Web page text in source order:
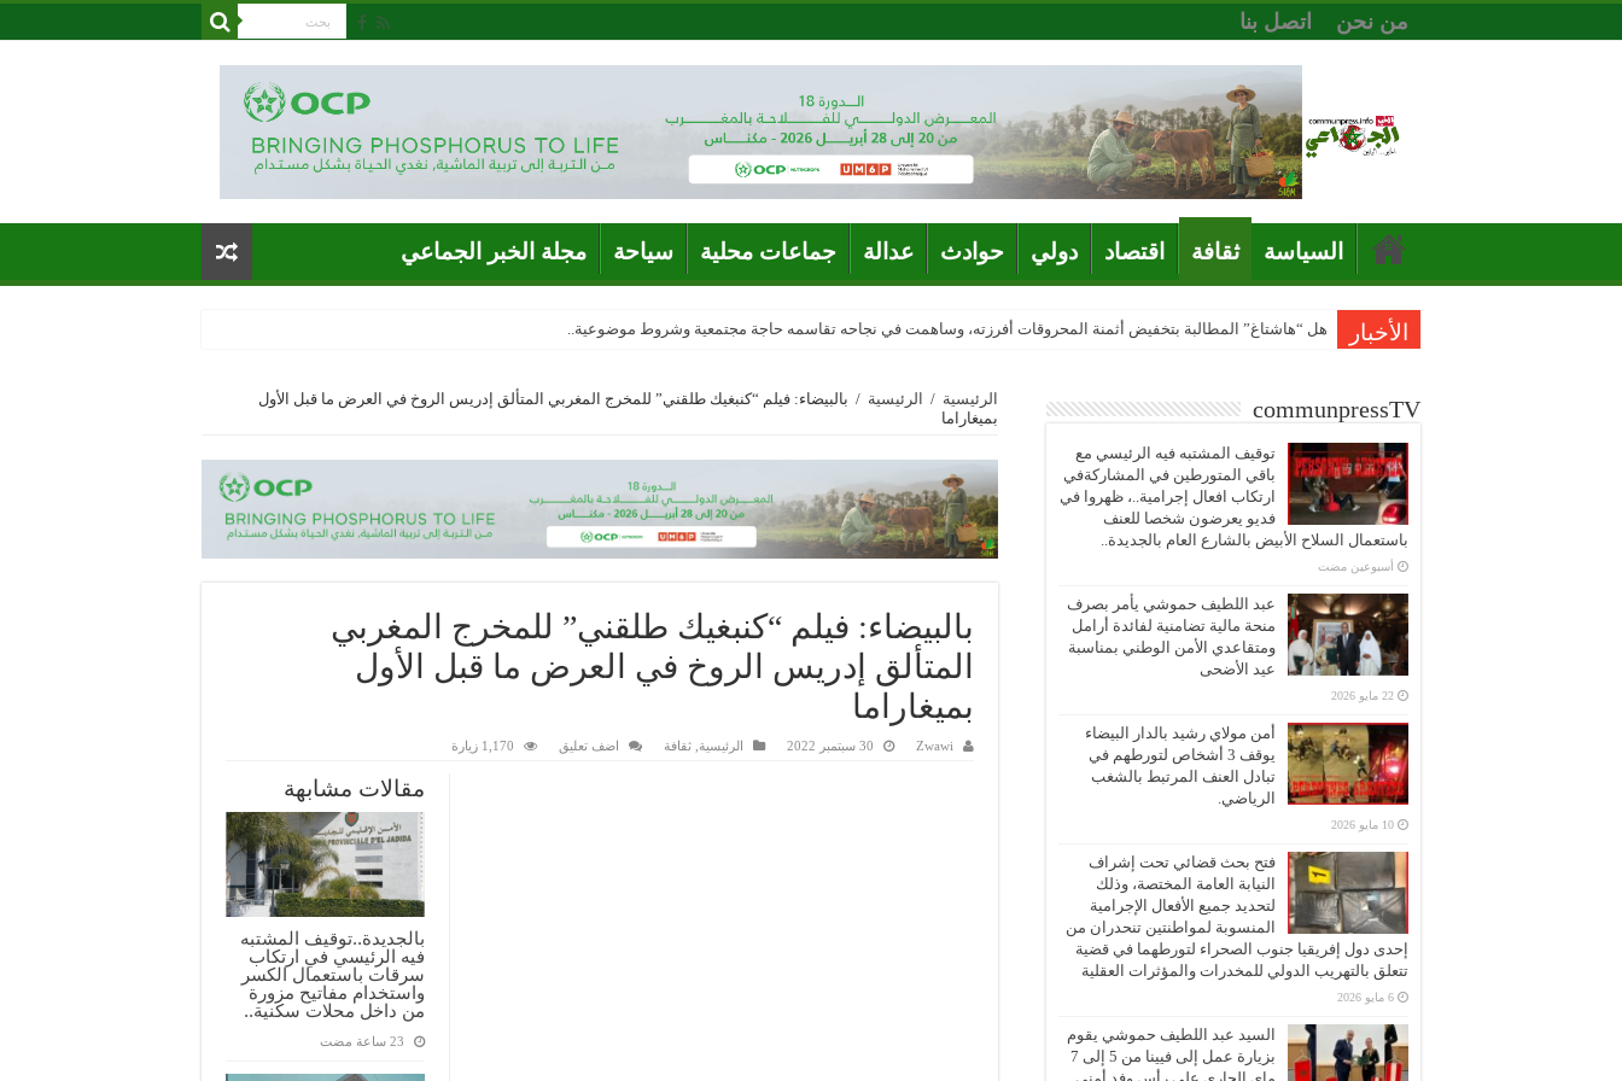
من نحن اتصل بنا
السياسة ثقافة اقتصاد دولي حوادث عدالة جماعات محلية سياحة مجلة الخبر الجماعي
الأخبار هل “هاشتاغ” المطالبة بتخفيض أثمنة المحروقات أفرزته، وساهمت في نجاحه تقاسمه حاجة مجتمعية وشروط موضوعية..
الرئيسية / الرئيسية / بالبيضاء: فيلم “كنبغيك طلقني” للمخرج المغربي المتألق إدريس الروخ في العرض ما قبل الأول
بميغاراما
بالبيضاء: فيلم “كنبغيك طلقني” للمخرج المغربي
المتألق إدريس الروخ في العرض ما قبل الأول
بميغاراما
Zwawi 30 سبتمبر 2022 الرئيسية ثقافة اضف تعليق 1,170 زيارة
مقالات مشابهة
بالجديدة..توقيف المشتبه
فيه الرئيسي في ارتكاب
سرقات باستعمال الكسر
واستخدام مفاتيح مزورة
من داخل محلات سكنية..
communpressTV
توقيف المشتبه فيه الرئيسي مع
باقي المتورطين في المشاركةفي
ارتكاب افعال إجرامية..، ظهروا في
فديو يعرضون شخصا للعنف
باستعمال السلاح الأبيض بالشارع العام بالجديدة..
‏أسبوعين مضت
عبد اللطيف حموشي يأمر بصرف
منحة مالية تضامنية لفائدة أرامل
ومتقاعدي الأمن الوطني بمناسبة
عيد الأضحى
22 مايو 2026
أمن مولاي رشيد بالدار البيضاء
يوقف 3 أشخاص لتورطهم في
تبادل العنف المرتبط بالشغب
الرياضي.
10 مايو 2026
فتح بحث قضائي تحت إشراف
النيابة العامة المختصة، وذلك
لتحديد جميع الأفعال الإجرامية
المنسوبة لمواطنتين تنحدران من
إحدى دول إفريقيا جنوب الصحراء لتورطهما في قضية
تتعلق بالتهريب الدولي للمخدرات والمؤثرات العقلية
6 مايو 2026
السيد عبد اللطيف حموشي يقوم
بزيارة عمل إلى فيينا من 5 إلى 7